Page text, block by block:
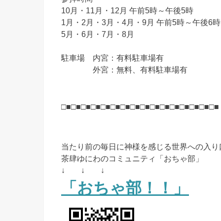
10月・11月・12月 午前5時～午後5時
1月・2月・3月・4月・9月 午前5時～午後6時
5月・6月・7月・8月
駐車場 内宮：有料駐車場有
外宮：無料、有料駐車場有
□■□■□■□■□■□■□■□■□■□■□■□■□■□■□■□■
当たり前の毎日に神様を感じる世界への入り
茶肆ゆにわのコミュニティ「おちゃ部」
↓ ↓ ↓
「おちゃ部！！」